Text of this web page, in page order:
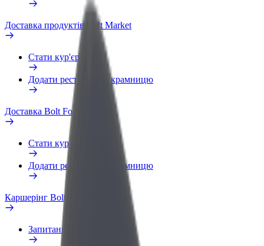
Доставка продуктів Bolt Market
Стати кур'єром
Додати ресторан чи крамницю
Доставка Bolt Food
Стати кур'єром
Додати ресторан чи крамницю
Каршерінг Bolt Drive
Запитання та відповіді